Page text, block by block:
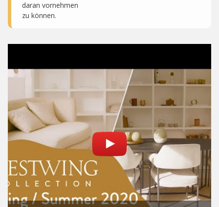
daran vornehmen
zu können.